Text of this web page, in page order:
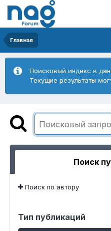
Главная
Поисковый индекс в
Текущие результаты
Поиск
Поиск по автору
Тип публикаций